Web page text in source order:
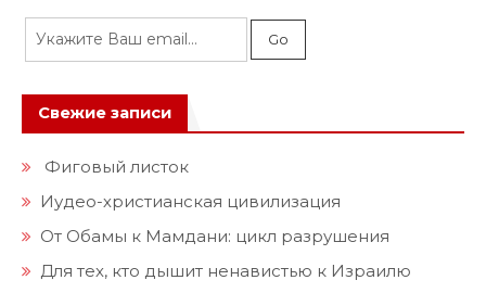
Свежие записи
Фиговый листок
Иудео-христианская цивилизация
От Обамы к Мамдани: цикл разрушения
Для тех, кто дышит ненавистью к Израилю